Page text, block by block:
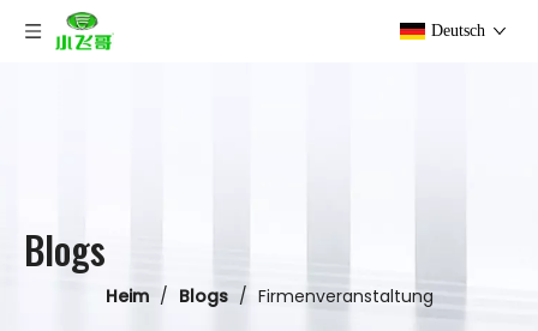
Deutsch
Blogs
Heim / Blogs / Firmenveranstaltung